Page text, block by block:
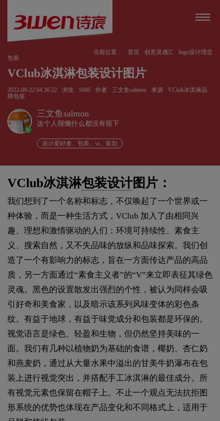
当前位置： 首页 创意灵感汇
logo设计理念
包装
VClub冰淇淋包装设计图片
2022-09-22 04:36:22 浏览 1606 作者 三文鱼salmon 来源
VClub冰淇淋品
牌包装
v
三文鱼salmon
这个人很懒什么都没有留下
设计爱好者、包装、vi、策划
VClub冰淇淋包装设计图片：
我们想到了一个名称和标志，不仅唤起了一个世界或一
种体验，而是一种生活方式，VClub 加入了由相同兴
趣、理想和激情驱动的人们：环境可持续性、素食主
义、搜索自然，又不失品味的放纵和品味探索。我们创
造了一个有影响力的标志，旨在一方面传达产品的高品
质，另一方面通过“素食主义者”的“V”来立即表征其绿色
灵魂。黑色的设置散发出强烈的个性，被认为同样会吸
引好奇和美食家，以及暗示该系列风味变体的彩色条
纹。有益于地球，有益于味觉成分和包装都是环保的。
视觉语言是绿色、轻盈和生物，但仍然坚持美味的一
面。我们有几种以植物奶为基础的食谱，椰奶、杏仁奶
和燕麦奶，通过从大量水果中溢出的甘美牛奶瀑布在包
装上进行视觉突出，并搭配手工冰淇淋的最佳成分。所
有视觉元素也保留在帽子上。不止一个观点无法抗拒图
形系统的优势也体现在产品变化和不同格式上，适用于